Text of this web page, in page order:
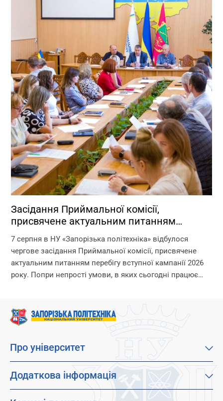
Засідання Приймальної комісії,
присвячене актуальним питанням
перебігу вступної кампанії 2026 року
7 серпня в НУ «Запорізька політехніка» відбулося
чергове засідання Приймальної комісії, присвячене
актуальним питанням перебігу вступної кампанії 2026
року. Попри непрості умови, в яких сьогодні працює
Про університет
Місія, візія та цінності
Факультети
Додаткова інформація
Дистанційне навчання